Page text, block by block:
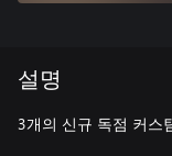
설명
3개의 신규 독점 커스